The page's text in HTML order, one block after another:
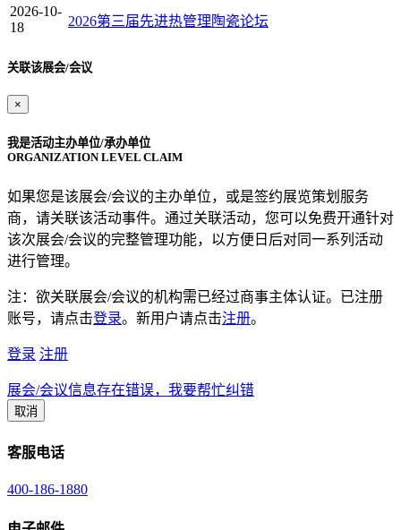
2026-10-
18
2026第三届先进热管理陶瓷论坛
关联该展会/会议
×
我是活动主办单位/承办单位
ORGANIZATION LEVEL CLAIM
如果您是该展会/会议的主办单位，或是签约展览策划服务
商，请关联该活动事件。通过关联活动，您可以免费开通针对
该次展会/会议的完整管理功能，以方便日后对同一系列活动
进行管理。
注：欲关联展会/会议的机构需已经过商事主体认证。已注册
账号，请点击登录。新用户请点击注册。
登录 注册
展会/会议信息存在错误，我要帮忙纠错
取消
客服电话
400-186-1880